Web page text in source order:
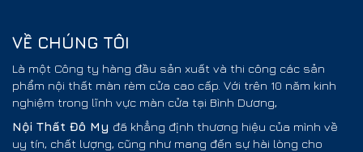
VỀ CHÚNG TÔI
Là một Công ty hàng đầu sản xuất và thi công các sản
phẩm nội thất màn rèm cửa cao cấp. Với trên 10 năm kinh
nghiệm trong lĩnh vực màn cửa tại Bình Dương,
Nội Thất Đô My đã khẳng định thương hiệu của mình về
uy tín, chất lượng, cũng như mang đến sự hài lòng cho